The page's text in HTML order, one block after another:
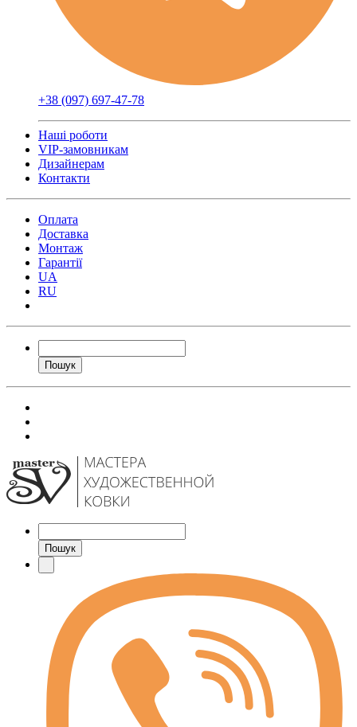
+38 (097) 697-47-78
Наші роботи
VIP-замовникам
Дизайнерам
Контакти
Оплата
Доставка
Монтаж
Гарантії
UA
RU
Пошук
Пошук